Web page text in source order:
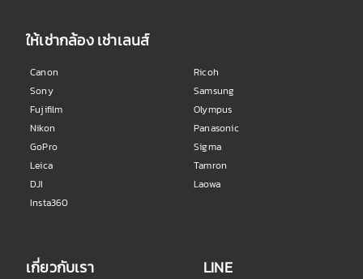
ให้เช่ากล้อง เช่าเลนส์
Canon
Sony
Fujifilm
Nikon
GoPro
Leica
DJI
Insta360
Ricoh
Samsung
Olympus
Panasonic
Sigma
Tamron
Laowa
เกี่ยวกับเรา LINE